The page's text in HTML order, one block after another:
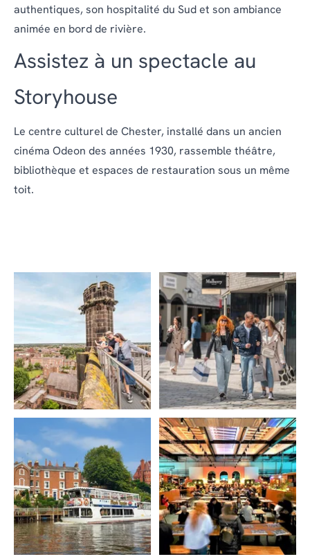
authentiques, son hospitalité du Sud et son ambiance
animée en bord de rivière.
Assistez à un spectacle au
Storyhouse
Le centre culturel de Chester, installé dans un ancien
cinéma Odeon des années 1930, rassemble théâtre,
bibliothèque et espaces de restauration sous un même
toit.